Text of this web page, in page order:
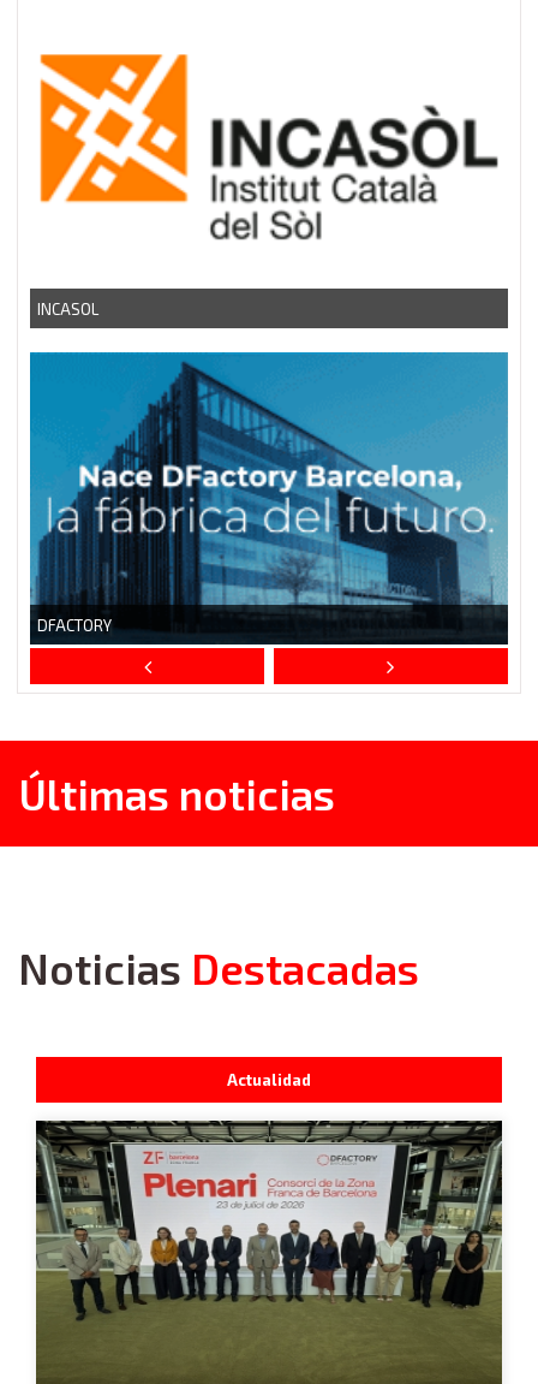
Últimas noticias
Noticias Destacadas
Actualidad